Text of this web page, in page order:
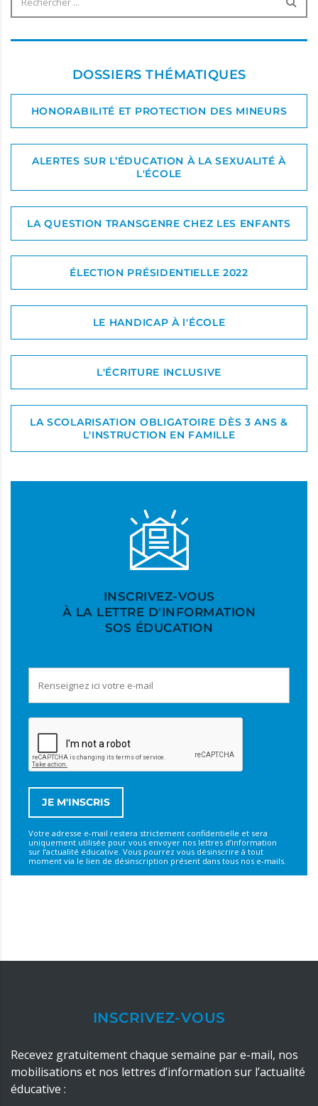
DOSSIERS THÉMATIQUES
HONORABILITÉ ET PROTECTION DES MINEURS
ALERTES SUR L’ÉDUCATION À LA SEXUALITÉ À
L'ÉCOLE
LA QUESTION TRANSGENRE CHEZ LES ENFANTS
ÉLECTION PRÉSIDENTIELLE 2022
LE HANDICAP À l'ÉCOLE
L'ÉCRITURE INCLUSIVE
LA SCOLARISATION OBLIGATOIRE DÈS 3 ANS &
L'INSTRUCTION EN FAMILLE
INSCRIVEZ-VOUS
À LA LETTRE D'INFORMATION
SOS ÉDUCATION
Votre adresse e-mail restera strictement confidentielle et sera
uniquement utilisée pour vous envoyer nos lettres d’information
sur l’actualité éducative. Vous pourrez vous désinscrire à tout
moment via le lien de désinscription présent dans tous nos e-mails.
INSCRIVEZ-VOUS
Recevez gratuitement chaque semaine par e-mail, nos
mobilisations et nos lettres d’information sur l’actualité
éducative :